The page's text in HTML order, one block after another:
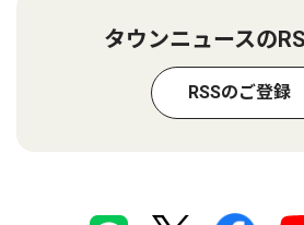
タウンニュースの
RSSのご登録